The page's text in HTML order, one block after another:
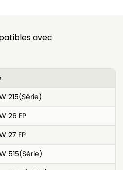
avec
215(Série)
26 EP
27 EP
515(Série)